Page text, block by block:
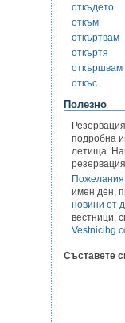
откъдето
откъм
откъртвам
откъртя
откършвам
откъс
Полезно
подробна
летища.
Пожелания
имен ден,
новини от
вестници,
Съставете